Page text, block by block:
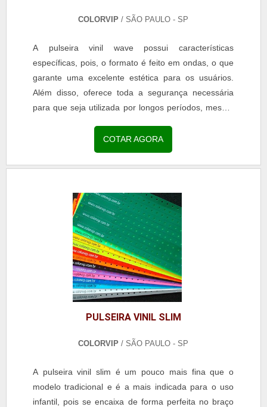
COLORVIP/ SÃO PAULO - SP
A pulseira vinil wave possui características
específicas, pois, o formato é feito em ondas, o que
garante uma excelente estética para os usuários.
Além disso, oferece toda a segurança necessária
para que seja utilizada por longos períodos, mesmo
QUE SÃO PULSEIRAS VINIL WAVEA trava de
segurança é a mesma dos demais modelos das
pulseiras de vinil, pois, o fechamento é realizado
COTAR AGORA
PULSEIRA VINIL SLIM
COLORVIP/ SÃO PAULO - SP
A pulseira vinil slim é um pouco mais fina que o
modelo tradicional e é a mais indicada para o uso
infantil, pois se encaixa de forma perfeita no braço